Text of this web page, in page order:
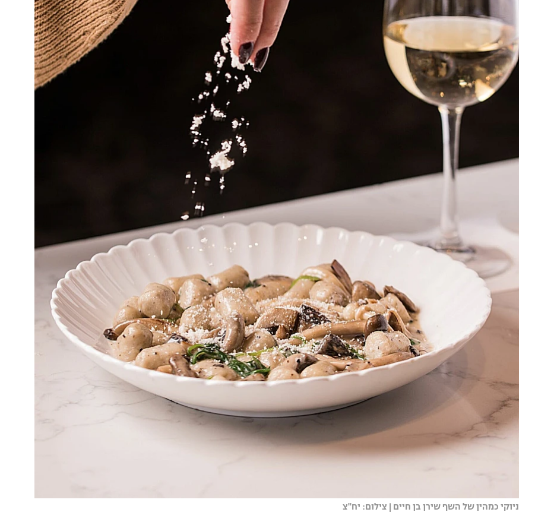
ניוקי כמהין של השף שירן בן חיים | צילום: יח"צ